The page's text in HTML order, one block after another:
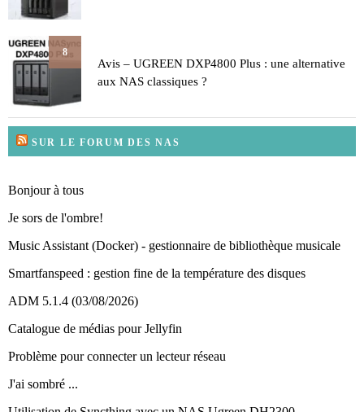
8
Avis – UGREEN DXP4800 Plus : une alternative
aux NAS classiques ?
SUR LE FORUM DES NAS
Bonjour à tous
Je sors de l'ombre!
Music Assistant (Docker) - gestionnaire de bibliothèque musicale
Smartfanspeed : gestion fine de la température des disques
ADM 5.1.4 (03/08/2026)
Catalogue de médias pour Jellyfin
Problème pour connecter un lecteur réseau
J'ai sombré ...